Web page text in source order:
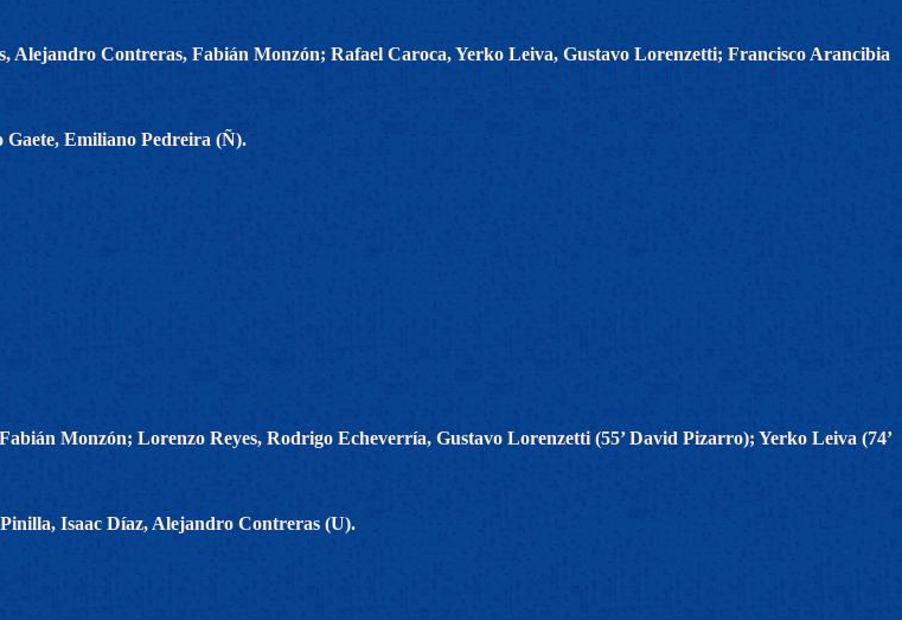
Alejandro Contreras, Fabián Monzón; Rafael Caroca, Yerko Leiva, Gustavo Lorenzetti; Francisco Arancibia
Emiliano Pedreira (Ñ).
Monzón; Lorenzo Reyes, Rodrigo Echeverría, Gustavo Lorenzetti (55’ David Pizarro); Yerko Leiva (74’
Isaac Díaz, Alejandro Contreras (U).